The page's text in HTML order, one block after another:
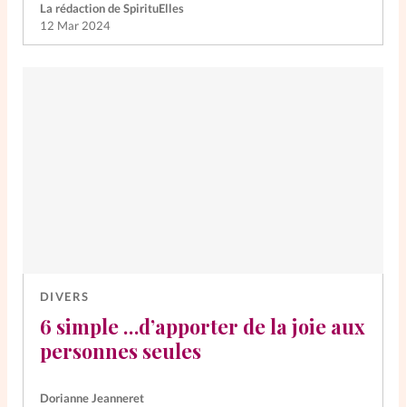
La rédaction de SpirituElles
12 Mar 2024
DIVERS
6 simple …d’apporter de la joie aux
personnes seules
Dorianne Jeanneret